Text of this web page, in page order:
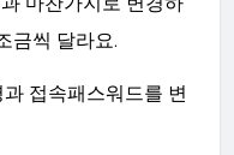
금씩 달라요.
접속패스워드를 변